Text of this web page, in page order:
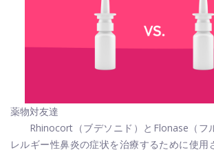
薬物対友達
Rhinocort（ブデソニド）とFlonase（フ
レルギー性鼻炎の症状を治療するために使用